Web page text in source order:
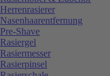
Herrenrasierer
Nasenhaarentfernung
Pre-Shave
Rasiergel
Rasiermesser
Rasierpinsel